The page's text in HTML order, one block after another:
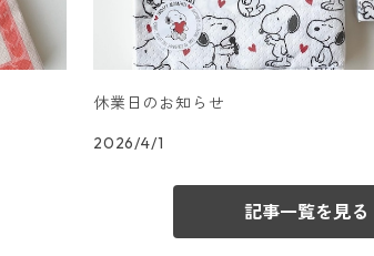
休業日のお知らせ
2026/4/1
記事一覧を見る